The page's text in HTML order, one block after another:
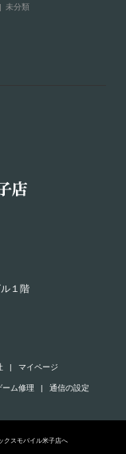
未分類
１階
マイページ
ーム修理 通信の設定
クスモバイル米子店へ